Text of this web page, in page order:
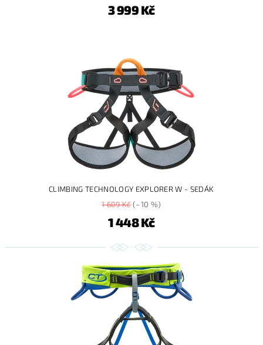
3 999 Kč
CLIMBING TECHNOLOGY EXPLORER W - SEDÁK
1 609 Kč(–10 %)
1 448 Kč